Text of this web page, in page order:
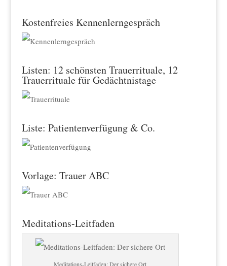
Kostenfreies Kennenlerngespräch
Listen: 12 schönsten Trauerrituale, 12
Trauerrituale für Gedächtnistage
Liste: Patientenverfügung & Co.
Vorlage: Trauer ABC
Meditations-Leitfaden
Meditations-Leitfaden: Der sichere Ort